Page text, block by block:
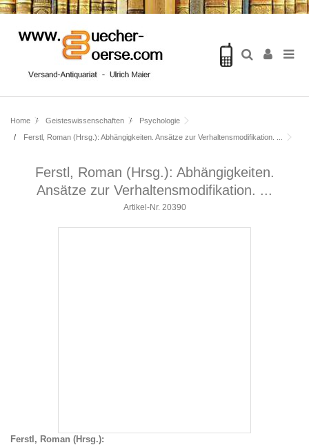
Home Geisteswissenschaften
Psychologie
Ferstl, Roman (Hrsg.): Abhängigkeiten. Ansätze zur Verhaltensmodifikation. ...
Ferstl, Roman (Hrsg.): Abhängigkeiten.
Ansätze zur Verhaltensmodifikation. ...
Artikel-Nr. 20390
Ferstl, Roman (Hrsg.):